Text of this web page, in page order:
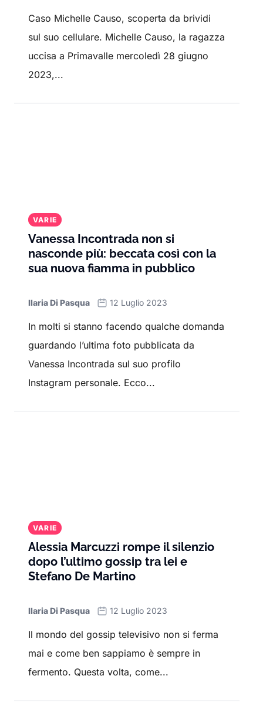
Caso Michelle Causo, scoperta da brividi
sul suo cellulare. Michelle Causo, la ragazza
uccisa a Primavalle mercoledì 28 giugno
2023,...
VARIE
Vanessa Incontrada non si
nasconde più: beccata così con la
sua nuova fiamma in pubblico
Ilaria Di Pasqua 12 Luglio 2023
In molti si stanno facendo qualche domanda
guardando l’ultima foto pubblicata da
Vanessa Incontrada sul suo profilo
Instagram personale. Ecco...
VARIE
Alessia Marcuzzi rompe il silenzio
dopo l’ultimo gossip tra lei e
Stefano De Martino
Ilaria Di Pasqua 12 Luglio 2023
Il mondo del gossip televisivo non si ferma
mai e come ben sappiamo è sempre in
fermento. Questa volta, come...